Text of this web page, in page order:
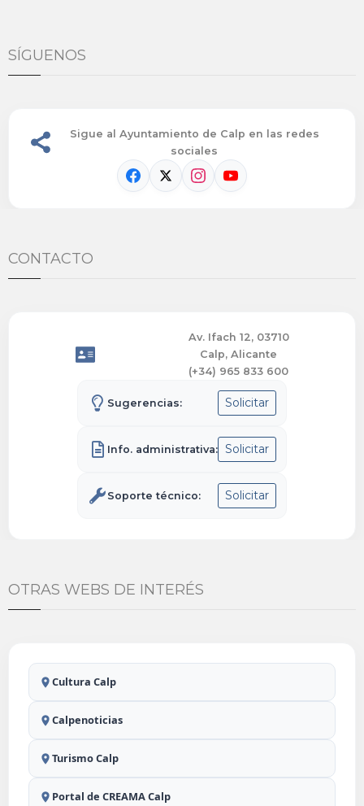
SÍGUENOS
Sigue al Ayuntamiento de Calp en las redes
sociales
CONTACTO
Av. Ifach 12, 03710
Calp, Alicante
(+34) 965 833 600
Sugerencias: Solicitar
Info. administrativa: Solicitar
Soporte técnico: Solicitar
OTRAS WEBS DE INTERÉS
Cultura Calp
Calpenoticias
Turismo Calp
Portal de CREAMA Calp